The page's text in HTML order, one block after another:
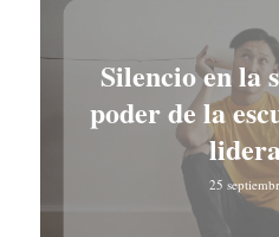
Silencio en la
poder de la
25